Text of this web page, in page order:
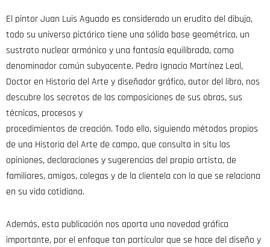
El pintor Juan Luis Aguado es considerado un erudito del dibujo,
todo su universo pictórico tiene una sólida base geométrica, un
sustrato nuclear armónico y una fantasía equilibrada, como
denominador común subyacente. Pedro Ignacio Martínez Leal,
Doctor en Historia del Arte y diseñador gráfico, autor del libro, nos
descubre los secretos de las composiciones de sus obras, sus
técnicas, procesos y
procedimientos de creación. Todo ello, siguiendo métodos propios
de una Historia del Arte de campo, que consulta in situ las
opiniones, declaraciones y sugerencias del propio artista, de
familiares, amigos, colegas y de la clientela con la que se relaciona
en su vida cotidiana.
Además, esta publicación nos aporta una novedad gráfica
importante, por el enfoque tan particular que se hace del diseño y